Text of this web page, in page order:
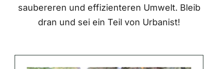
saubereren und effizienteren Umwelt. Bleib
dran und sei ein Teil von Urbanist!